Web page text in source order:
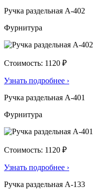
Ручка раздельная А-402
Фурнитура
Стоимость: 1120 ₽
Узнать подробнее ›
Ручка раздельная А-401
Фурнитура
Стоимость: 1120 ₽
Узнать подробнее ›
Ручка раздельная А-133